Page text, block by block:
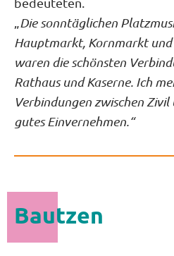
Die sonntäglichen
Hauptmarkt, Kornmarkt
waren die schönsten
Rathaus und Kaserne. Ich
Verbindungen zwischen
gutes Einvernehmen.“
Bautzen